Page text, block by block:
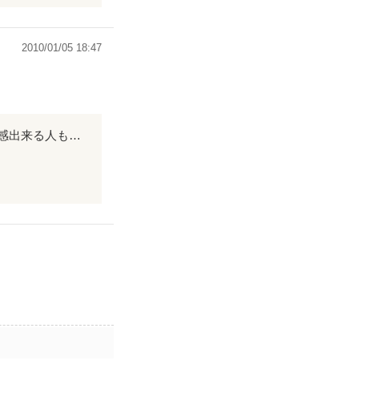
2010/01/05 18:47
ほのぼのした作品です。 主人公みたいな女性は実在すると思います。だから共感出来る人も居るのでは？ ココアが飲みたくなりました。